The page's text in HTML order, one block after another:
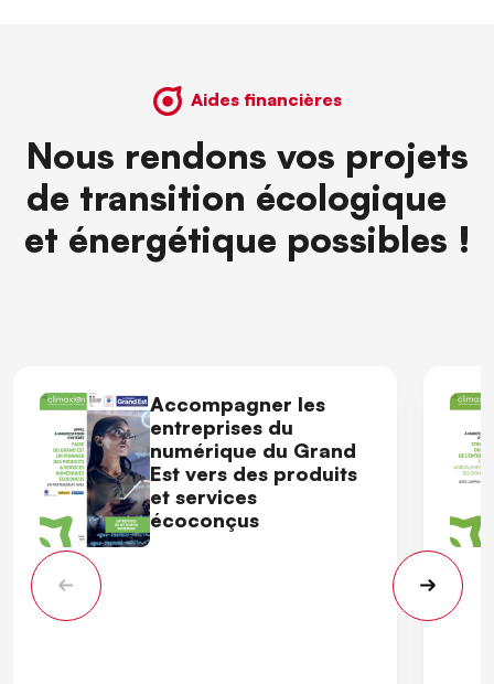
Aides financières
Nous rendons vos projets
de transition écologique
et énergétique possibles !
Accompagner les
entreprises du
numérique du Grand
Est vers des produits
et services
écoconçus